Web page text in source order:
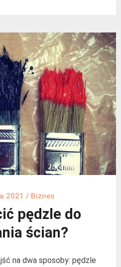
2021 / Biznes
pędzle do
ścian?
na dwa sposoby: pędzle